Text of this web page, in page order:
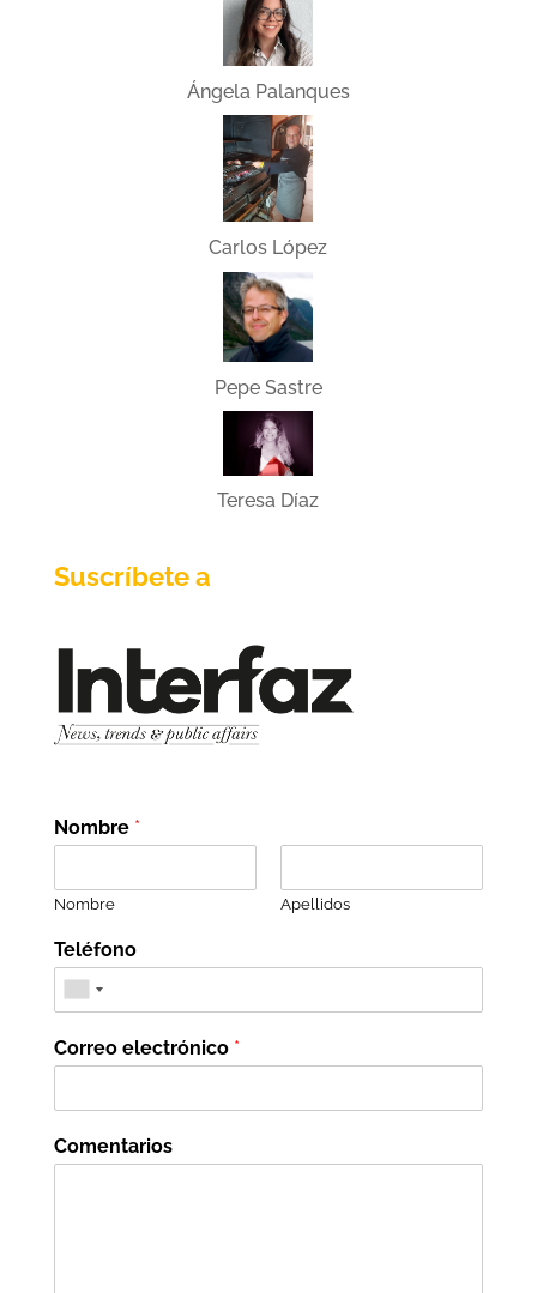
Ángela Palanques
Carlos López
Pepe Sastre
Teresa Díaz
Suscríbete a
Nombre *
Nombre Apellidos
Teléfono
Correo electrónico *
Comentarios